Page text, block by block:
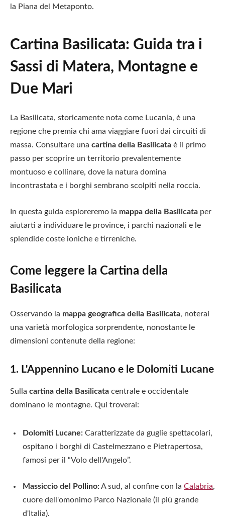
la Piana del Metaponto.
Cartina Basilicata: Guida tra i
Sassi di Matera, Montagne e
Due Mari
La Basilicata, storicamente nota come Lucania, è una
regione che premia chi ama viaggiare fuori dai circuiti di
massa. Consultare una cartina della Basilicata è il primo
passo per scoprire un territorio prevalentemente
montuoso e collinare, dove la natura domina
incontrastata e i borghi sembrano scolpiti nella roccia.
In questa guida esploreremo la mappa della Basilicata per
aiutarti a individuare le province, i parchi nazionali e le
splendide coste ioniche e tirreniche.
Come leggere la Cartina della
Basilicata
Osservando la mappa geografica della Basilicata, noterai
una varietà morfologica sorprendente, nonostante le
dimensioni contenute della regione:
1. L'Appennino Lucano e le Dolomiti Lucane
Sulla cartina della Basilicata centrale e occidentale
dominano le montagne. Qui troverai:
Dolomiti Lucane: Caratterizzate da guglie spettacolari,
ospitano i borghi di Castelmezzano e Pietrapertosa,
famosi per il “Volo dell'Angelo”.
Massiccio del Pollino:A sud, al confine con la Calabria,
cuore dell'omonimo Parco Nazionale (il più grande
d'Italia).